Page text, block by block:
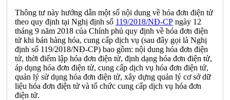
Thông tư này hướng dẫn một số nội dung về hóa đơn điện tử
theo quy định tại Nghị định số 119/2018/NĐ-CP ngày 12
tháng 9 năm 2018 của Chính phủ quy định về hóa đơn điện
tử khi bán hàng hóa, cung cấp dịch vụ (sau đây gọi là Nghị
định số 119/2018/NĐ-CP) bao gồm: nội dung hóa đơn điện
tử, thời điểm lập hóa đơn điện tử, định dạng hóa đơn điện tử,
áp dụng hóa đơn điện tử, cung cấp dịch vụ hóa đơn điện tử,
quản lý sử dụng hóa đơn điện tử, xây dựng quản lý cơ sở dữ
liệu hóa đơn điện tử và tổ chức cung cấp dịch vụ hóa đơn
điện tử.